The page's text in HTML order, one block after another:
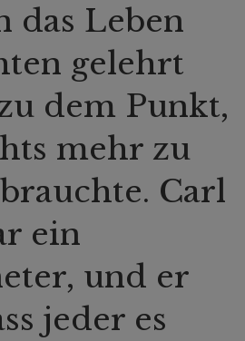
das Leben
gelehrt
dem Punkt,
mehr zu
Carl
ein
und er
jeder es